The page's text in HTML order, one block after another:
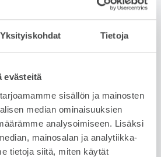
Yksityiskohdat Tietoja
evästeitä
sisällön ja mainosten
median ominaisuuksien
analysoimiseen. Lisäksi
mainosalan ja analytiikka-
tietoja siitä, miten käytät